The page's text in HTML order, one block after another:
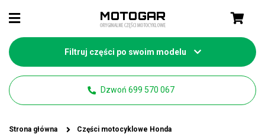
Filtruj części po swoim modelu
Dzwoń 699 570 067
Strona główna Części motocyklowe Honda